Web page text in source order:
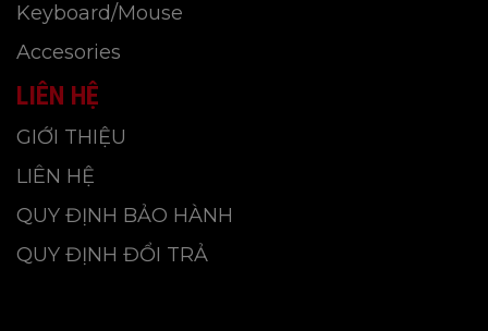
Keyboard/Mouse
Accesories
LIÊN HỆ
GIỚI THIỆU
LIÊN HỆ
QUY ĐỊNH BẢO HÀNH
QUY ĐỊNH ĐỔI TRẢ